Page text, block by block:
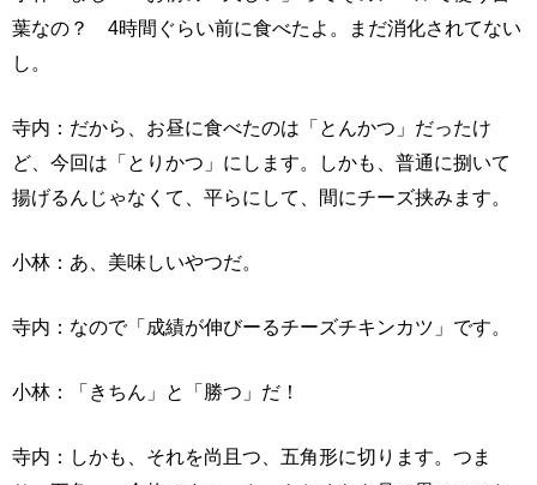
葉なの？ 4時間ぐらい前に食べたよ。まだ消化されてない
し。
寺内：だから、お昼に食べたのは「とんかつ」だったけ
ど、今回は「とりかつ」にします。しかも、普通に捌いて
揚げるんじゃなくて、平らにして、間にチーズ挟みます。
小林：あ、美味しいやつだ。
寺内：なので「成績が伸びーるチーズチキンカツ」です。
小林：「きちん」と「勝つ」だ！
寺内：しかも、それを尚且つ、五角形に切ります。つま